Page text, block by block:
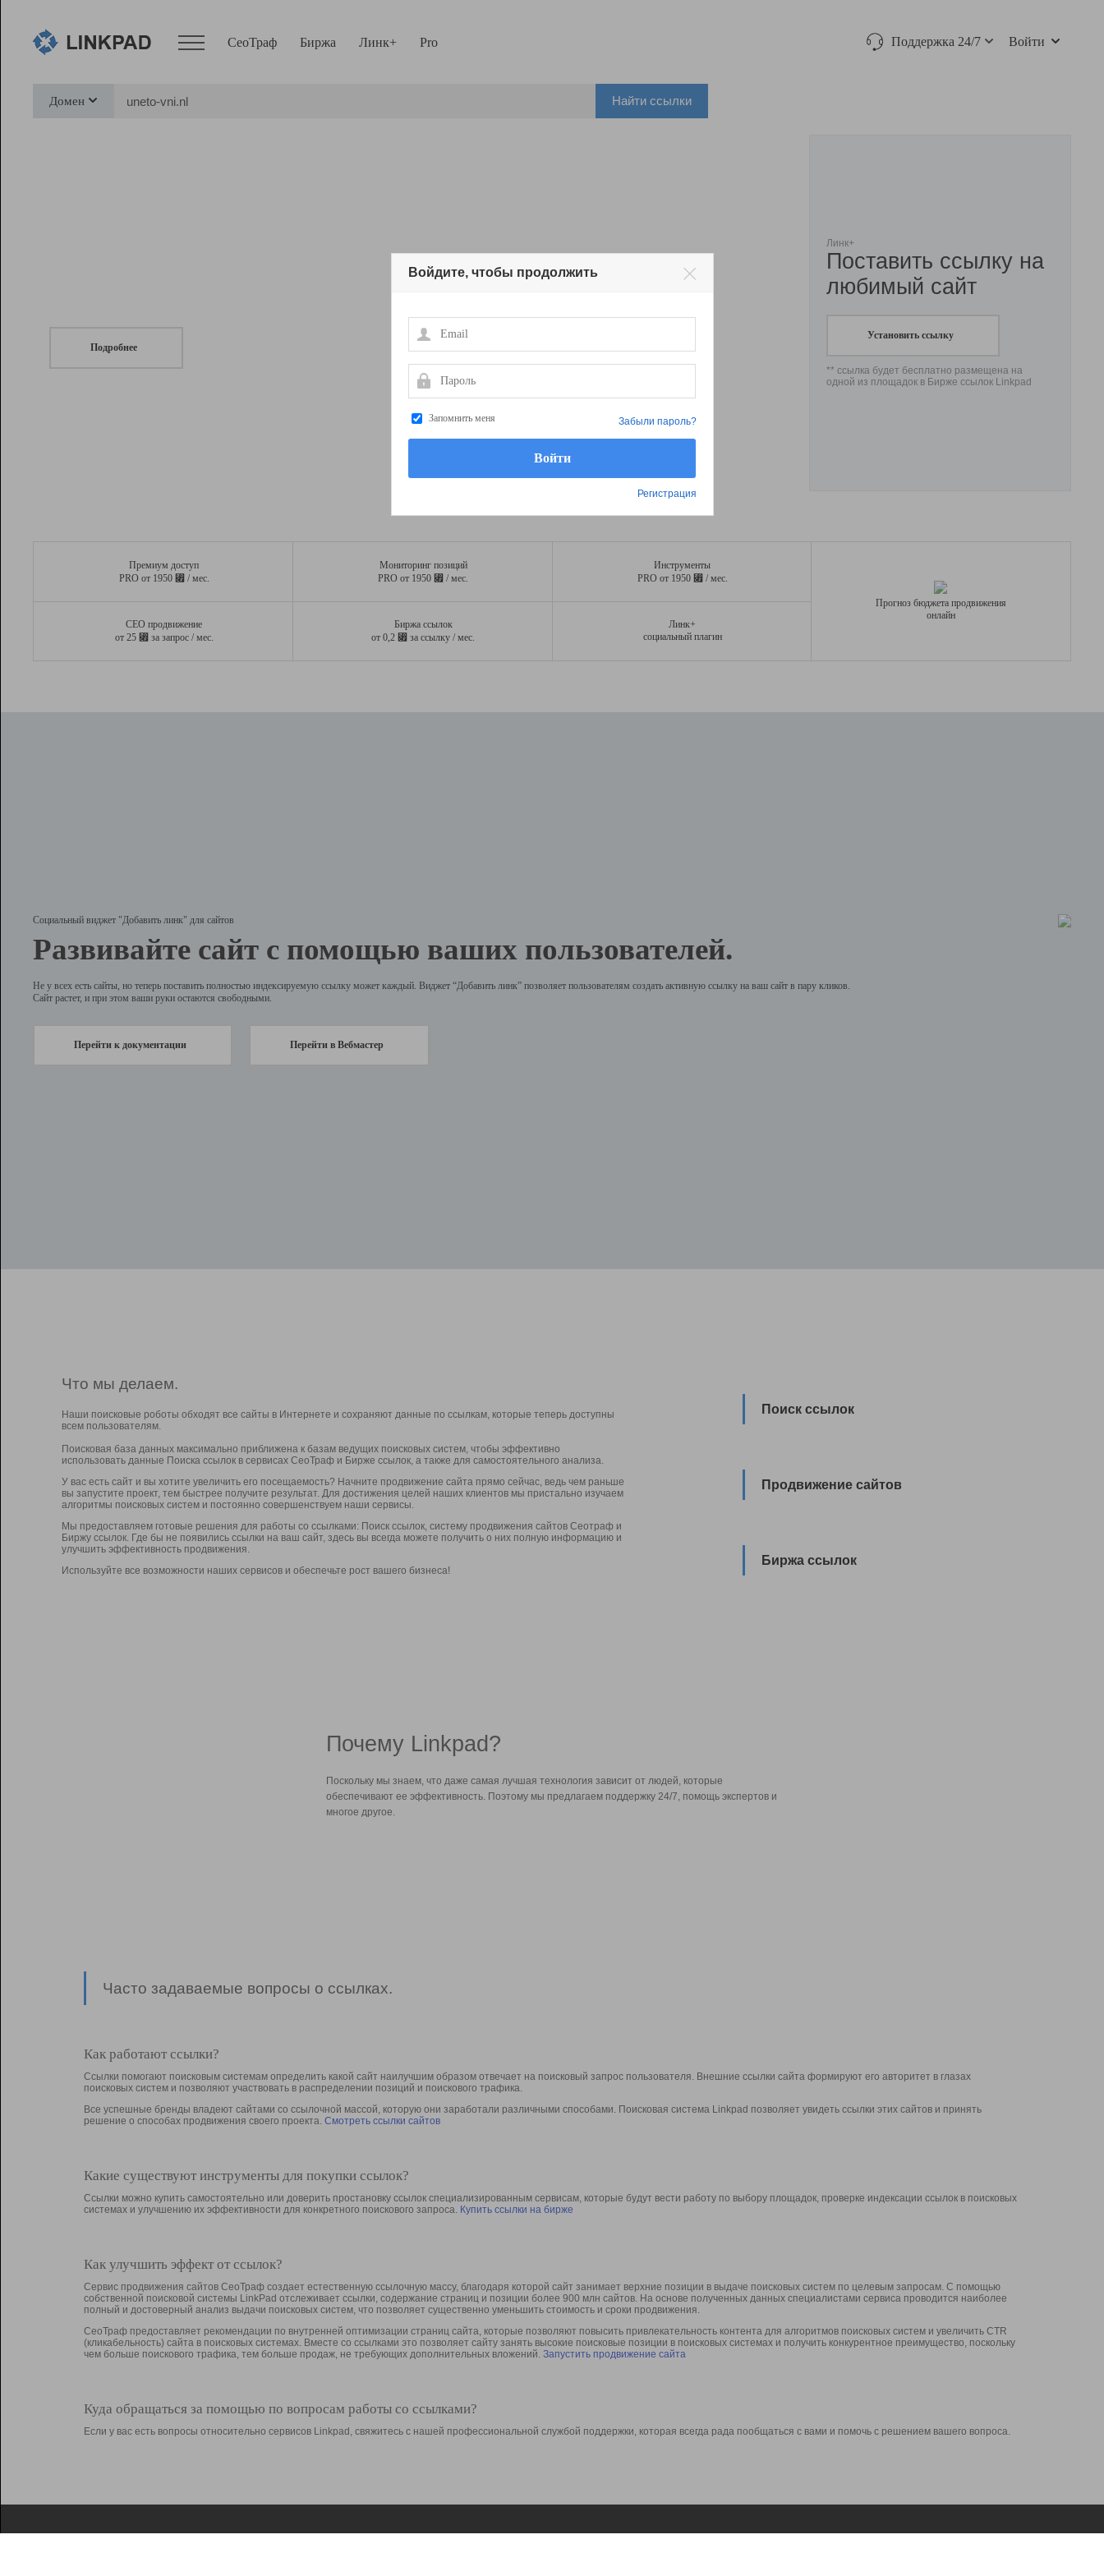
СеоТраф Биржа Линк+ Pro Поддержка 24/7 Войти
Домен Найти ссылки
Подробнее
Линк+
Поставить ссылку на
любимый сайт
Установить ссылку
** ссылка будет бесплатно размещена на
одной из площадок в Бирже ссылок Linkpad
Премиум доступ
PRO от 1950 ⃏ / мес.
Мониторинг позиций
PRO от 1950 ⃏ / мес.
Инструменты
PRO от 1950 ⃏ / мес.
СЕО продвижение
от 25 ⃏ за запрос / мес.
Биржа ссылок
от 0,2 ⃏ за ссылку / мес.
Линк+
социальный плагин
Прогноз бюджета продвижения
онлайн
Социальный виджет "Добавить линк" для сайтов
Развивайте сайт с помощью ваших пользователей.
Не у всех есть сайты, но теперь поставить полностью индексируемую ссылку может каждый. Виджет “Добавить линк” позволяет пользователям создать активную ссылку на ваш сайт в пару кликов.
Сайт растет, и при этом ваши руки остаются свободными.
Перейти к документации Перейти в Вебмастер
Что мы делаем.
Наши поисковые роботы обходят все сайты в Интернете и сохраняют данные по ссылкам, которые теперь доступны
всем пользователям.
Поисковая база данных максимально приближена к базам ведущих поисковых систем, чтобы эффективно
использовать данные Поиска ссылок в сервисах СеоТраф и Бирже ссылок, а также для самостоятельного анализа.
У вас есть сайт и вы хотите увеличить его посещаемость? Начните продвижение сайта прямо сейчас, ведь чем раньше
вы запустите проект, тем быстрее получите результат. Для достижения целей наших клиентов мы пристально изучаем
алгоритмы поисковых систем и постоянно совершенствуем наши сервисы.
Мы предоставляем готовые решения для работы со ссылками: Поиск ссылок, систему продвижения сайтов Сеотраф и
Биржу ссылок. Где бы не появились ссылки на ваш сайт, здесь вы всегда можете получить о них полную информацию и
улучшить эффективность продвижения.
Используйте все возможности наших сервисов и обеспечьте рост вашего бизнеса!
Поиск ссылок
Продвижение сайтов
Биржа ссылок
Почему Linkpad?
Поскольку мы знаем, что даже самая лучшая технология зависит от людей, которые
обеспечивают ее эффективность. Поэтому мы предлагаем поддержку 24/7, помощь экспертов и
многое другое.
Часто задаваемые вопросы о ссылках.
Как работают ссылки?
Ссылки помогают поисковым системам определить какой сайт наилучшим образом отвечает на поисковый запрос пользователя. Внешние ссылки сайта формируют его авторитет в глазах
поисковых систем и позволяют участвовать в раcпределении позиций и поискового трафика.
Все успешные бренды владеют сайтами со ссылочной массой, которую они заработали различными способами. Поисковая система Linkpad позволяет увидеть ссылки этих сайтов и принять
решение о способах продвижения своего проекта. Смотреть ссылки сайтов
Какие существуют инструменты для покупки ссылок?
Ссылки можно купить самостоятельно или доверить простановку ссылок специализированным сервисам, которые будут вести работу по выбору площадок, проверке индексации ссылок в поисковых
системах и улучшению их эффективности для конкретного поискового запроса. Купить ссылки на бирже
Как улучшить эффект от ссылок?
Сервис продвижения сайтов СеоТраф создает естественную ссылочную массу, благодаря которой сайт занимает верхние позиции в выдаче поисковых систем по целевым запросам. С помощью
собственной поисковой системы LinkPad отслеживает ссылки, содержание страниц и позиции более 900 млн сайтов. На основе полученных данных специалистами сервиса проводится наиболее
полный и достоверный анализ выдачи поисковых систем, что позволяет существенно уменьшить стоимость и сроки продвижения.
СеоТраф предоставляет рекомендации по внутренней оптимизации страниц сайта, которые позволяют повысить привлекательность контента для алгоритмов поисковых систем и увеличить CTR
(кликабельность) сайта в поисковых системах. Вместе со ссылками это позволяет сайту занять высокие поисковые позиции в поисковых системах и получить конкурентное преимущество, поскольку
чем больше поискового трафика, тем больше продаж, не требующих дополнительных вложений. Запустить продвижение сайта
Куда обращаться за помощью по вопросам работы со ссылками?
Если у вас есть вопросы относительно сервисов Linkpad, свяжитесь с нашей профессиональной службой поддержки, которая всегда рада пообщаться с вами и помочь с решением вашего вопроса.
Войдите, чтобы продолжить
Email
Пароль
Запомнить меня
Регистрация
Забыли пароль?